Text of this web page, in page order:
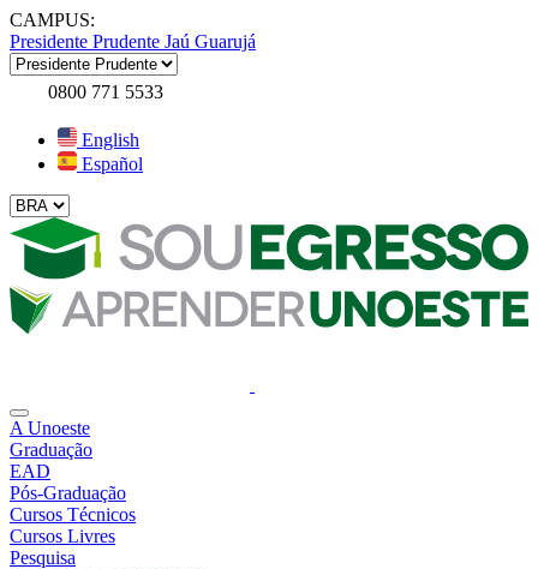
CAMPUS:
Presidente Prudente Jaú Guarujá
0800 771 5533
English
Español
A Unoeste
Graduação
EAD
Pós-Graduação
Cursos Técnicos
Cursos Livres
Pesquisa